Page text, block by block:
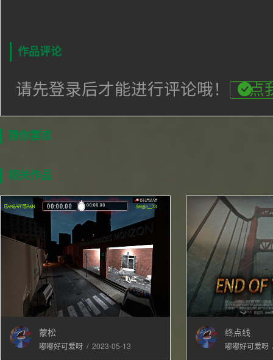
作品评论
请先登录后才能进行评论哦！ 点
猜你喜欢
相关作品
蒙松
嘟嘟好可爱呀 / 2023-05-13
终点线
嘟嘟好可爱呀